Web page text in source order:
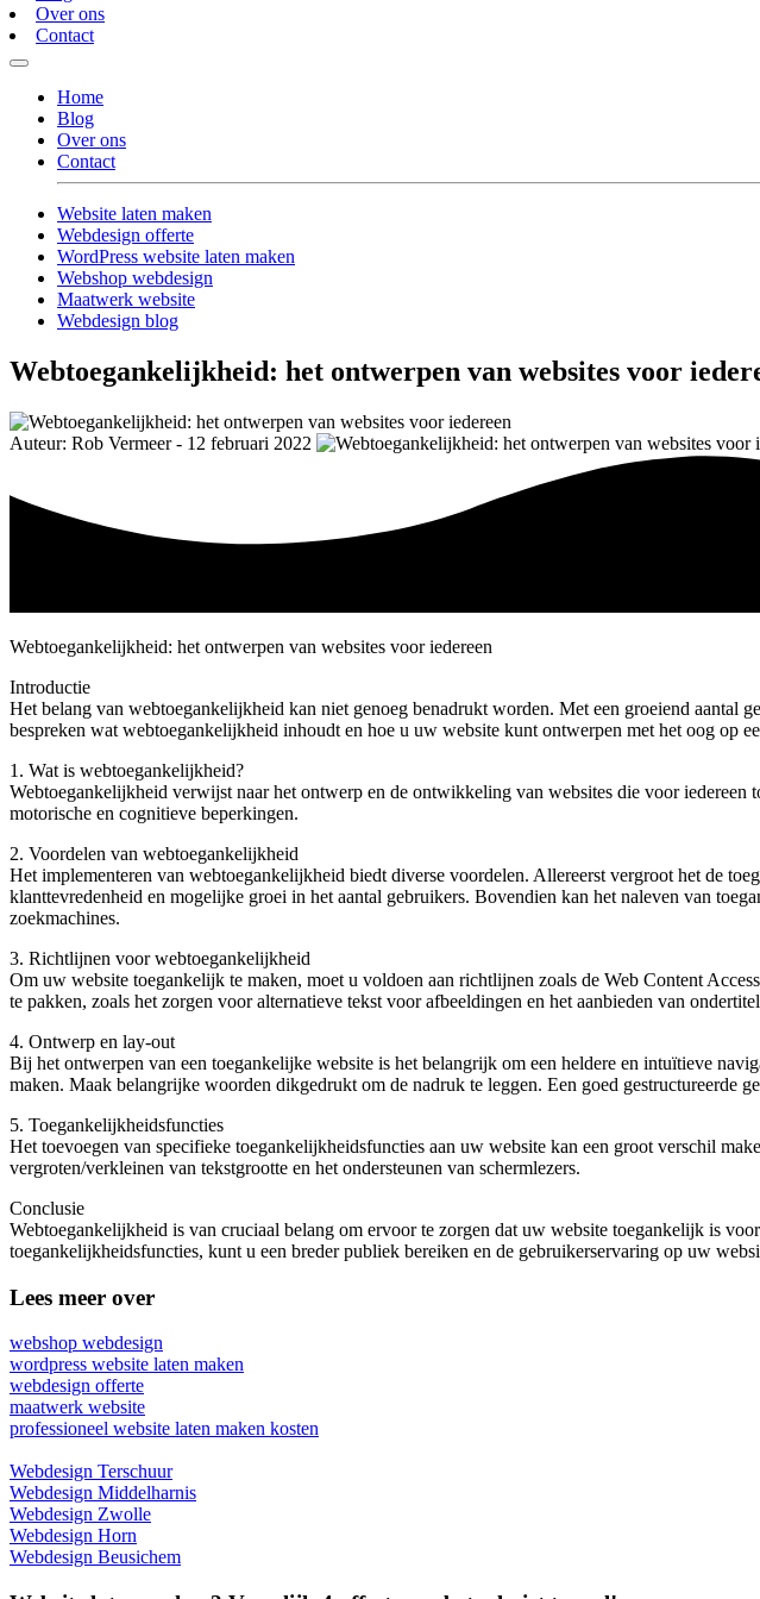
Over ons
Contact
Home
Blog
Over ons
Contact
Website laten maken
Webdesign offerte
WordPress website laten maken
Webshop webdesign
Maatwerk website
Webdesign blog
Webtoegankelijkheid: het ontwerpen van websites voor
Auteur: Rob Vermeer - 12 februari 2022
Webtoegankelijkheid: het ontwerpen van websites voor iedereen
Introductie
Het belang van webtoegankelijkheid kan niet genoeg benadrukt worden. Met een groeiend aantal
bespreken wat webtoegankelijkheid inhoudt en hoe u uw website kunt ontwerpen met het oog op
1. Wat is webtoegankelijkheid?
Webtoegankelijkheid verwijst naar het ontwerp en de ontwikkeling van websites die voor
motorische en cognitieve beperkingen.
2. Voordelen van webtoegankelijkheid
Het implementeren van webtoegankelijkheid biedt diverse voordelen. Allereerst vergroot het de
klanttevredenheid en mogelijke groei in het aantal gebruikers. Bovendien kan het naleven van
zoekmachines.
3. Richtlijnen voor webtoegankelijkheid
Om uw website toegankelijk te maken, moet u voldoen aan richtlijnen zoals de Web Content
te pakken, zoals het zorgen voor alternatieve tekst voor afbeeldingen en het aanbieden van
4. Ontwerp en lay-out
Bij het ontwerpen van een toegankelijke website is het belangrijk om een heldere en intuïtieve
maken. Maak belangrijke woorden dikgedrukt om de nadruk te leggen. Een goed gestructureerde
5. Toegankelijkheidsfuncties
Het toevoegen van specifieke toegankelijkheidsfuncties aan uw website kan een groot verschil
vergroten/verkleinen van tekstgrootte en het ondersteunen van schermlezers.
Conclusie
Webtoegankelijkheid is van cruciaal belang om ervoor te zorgen dat uw website toegankelijk is
toegankelijkheidsfuncties, kunt u een breder publiek bereiken en de gebruikerservaring op uw
Lees meer over
webshop webdesign
wordpress website laten maken
webdesign offerte
maatwerk website
professioneel website laten maken kosten
Webdesign Terschuur
Webdesign Middelharnis
Webdesign Zwolle
Webdesign Horn
Webdesign Beusichem